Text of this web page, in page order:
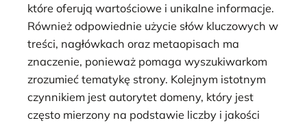
które oferują wartościowe i unikalne informacje.
Również odpowiednie użycie słów kluczowych w
treści, nagłówkach oraz metaopisach ma
znaczenie, ponieważ pomaga wyszukiwarkom
zrozumieć tematykę strony. Kolejnym istotnym
czynnikiem jest autorytet domeny, który jest
często mierzony na podstawie liczby i jakości